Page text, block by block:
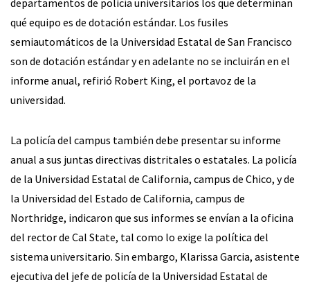
departamentos de policía universitarios los que determinan
qué equipo es de dotación estándar. Los fusiles
semiautomáticos de la Universidad Estatal de San Francisco
son de dotación estándar y en adelante no se incluirán en el
informe anual, refirió Robert King, el portavoz de la
universidad.
La policía del campus también debe presentar su informe
anual a sus juntas directivas distritales o estatales. La policía
de la Universidad Estatal de California, campus de Chico, y de
la Universidad del Estado de California, campus de
Northridge, indicaron que sus informes se envían a la oficina
del rector de Cal State, tal como lo exige la política del
sistema universitario. Sin embargo, Klarissa Garcia, asistente
ejecutiva del jefe de policía de la Universidad Estatal de